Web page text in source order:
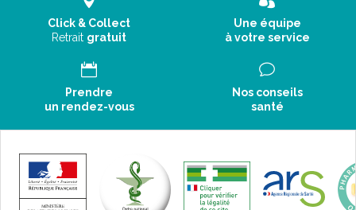
Click & Collect
Retrait gratuit
Une équipe
à votre service
Prendre
un rendez-vous
Nos conseils
santé